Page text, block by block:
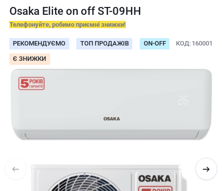
Osaka Elite on off ST-09HH
Телефонуйте, робимо приємні знижки!
РЕКОМЕНДУЄМО ТОП ПРОДАЖІВ ОN-ОFF
Є ЗНИЖКИ
КОД 160001